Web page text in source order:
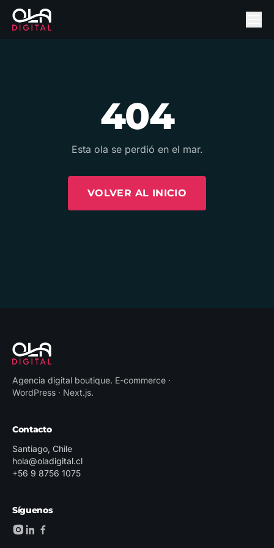
404
Esta ola se perdió en el mar.
VOLVER AL INICIO
Agencia digital boutique. E-commerce ·
WordPress · Next.js.
Contacto
Santiago, Chile
hola@oladigital.cl
+56 9 8756 1075
Síguenos